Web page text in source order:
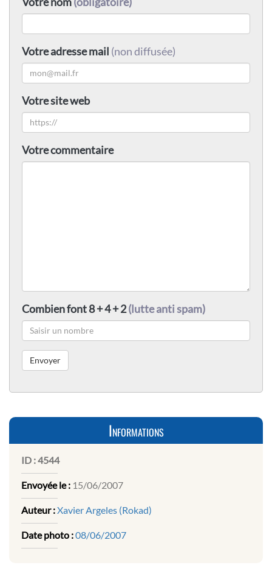
Votre adresse mail (non diffusée)
Votre site web
Votre commentaire
Combien font 8 + 4 + 2(lutte anti spam)
Informations
ID :4544
Envoyée le : 15/06/2007
Auteur :Xavier Argeles (Rokad)
Date photo :08/06/2007